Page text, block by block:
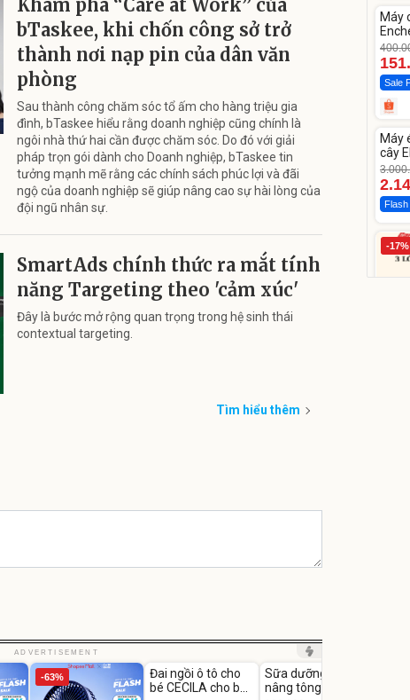
Khám phá “Care at Work” của
bTaskee, khi chốn công sở trở
thành nơi nạp pin của dân văn
phòng
Sau thành công chăm sóc tổ ấm cho hàng triệu gia
đình, bTaskee hiểu rằng doanh nghiệp cũng chính là
ngôi nhà thứ hai cần được chăm sóc. Do đó với giải
pháp trọn gói dành cho Doanh nghiệp, bTaskee tin
tưởng mạnh mẽ rằng các chính sách phúc lợi và đãi
ngộ của doanh nghiệp sẽ giúp nâng cao sự hài lòng của
đội ngũ nhân sự.
SmartAds chính thức ra mắt tính
năng Targeting theo 'cảm xúc'
Đây là bước mở rộng quan trọng trong hệ sinh thái
contextual targeting.
Tìm hiểu thêm
ADVERTISEMENT
-63%
Đai ngồi ô tô cho
bé CECILA cho bé
-27%
Unmute
Sữa dưỡng thể
nâng tông tức thì
-62%
Máy
dao
Sale
-28%
Máy
cây
Flash
-17%